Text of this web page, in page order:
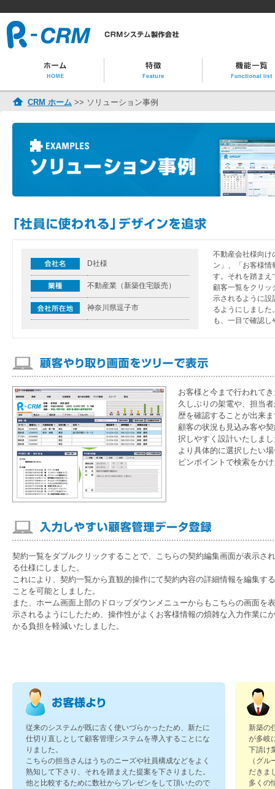
CRM ホーム >> ソリューション事例
D社様
不動産業（新築住宅販売）
神奈川県逗子市
不動産会社様向け
ン」、「お客様情
す。それを踏まえ
顧客一覧をクリッ
示されるように設
るようにしました
も、一目で確認
お客様と今まで行われて
久しぶりの架電や、担当
歴を確認することが出来
顧客の状況も見込み客や
択しやすく設計いたしま
より具体的に選択したい
ピンポイントで検索をか
契約一覧をダブルクリックすることで、こちらの契約編集画面が表示され
る仕様にしました。
これにより、契約一覧から直観的操作にて契約内容の詳細情報を編集する
ことを可能としました。
また、ホーム画面上部のドロップダウンメニューからもこちらの画面を表
示されるようにしたため、操作性がよくお客様情報の煩雑な入力作業にか
かる負担を軽減いたしました。
従来のシステムが既に古く使いづらかったため、新たに
仕切り直しとして顧客管理システムを導入することにな
りました。
こちらの担当さんはうちのニーズや社員構成などをよく
熟知して下さり、それを踏まえた提案を下さりました。
他と比較するために数社からプレゼンをして頂いたので
新築の
が多岐
下請け
（グ
だきま
多くの